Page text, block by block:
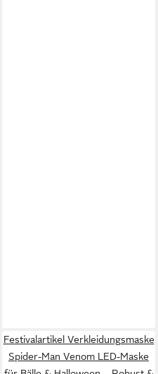
Festivalartikel Verkleidungsmaske
Spider-Man Venom LED-Maske